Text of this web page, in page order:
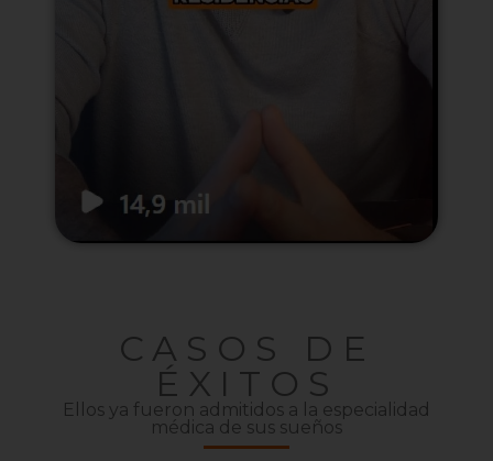
CASOS DE
ÉXITOS
Ellos ya fueron admitidos a la especialidad
médica de sus sueños